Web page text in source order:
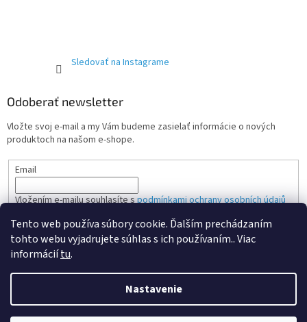
Tento web používa súbory cookie. Ďalším prechádzaním
tohto webu vyjadrujete súhlas s ich používaním.. Viac
informáciítu.
Nastavenie
Sledovať na Instagrame
Odoberať newsletter
Vložte svoj e-mail a my Vám budeme zasielať informácie o nových
produktoch na našom e-shope.
Email
Vložením e-mailu souhlasíte spodmínkami ochrany osobních údajů
PRIHLÁSIŤ SA
Vytvoril Shoptet Premium